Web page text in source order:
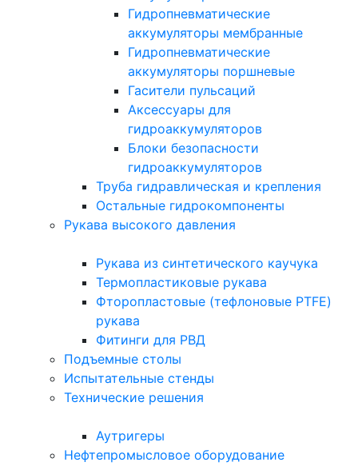
Гидропневматические
аккумуляторы мембранные
Гидропневматические
аккумуляторы поршневые
Гасители пульсаций
Аксессуары для
гидроаккумуляторов
Блоки безопасности
гидроаккумуляторов
Труба гидравлическая и крепления
Остальные гидрокомпоненты
Рукава высокого давления
Рукава из синтетического каучука
Термопластиковые рукава
Фторопластовые (тефлоновые PTFE)
рукава
Фитинги для РВД
Подъемные столы
Испытательные стенды
Технические решения
Аутригеры
Нефтепромысловое оборудование